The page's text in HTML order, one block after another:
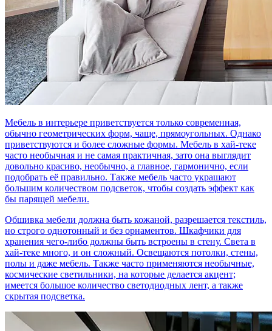
Мебель в интерьере приветствуется только современная,
обычно геометрических форм, чаще, прямоугольных. Однако
приветствуются и более сложные формы. Мебель в хай-теке
часто необычная и не самая практичная, зато она выглядит
довольно красиво, необычно, а главное, гармонично, если
подобрать её правильно. Также мебель часто украшают
большим количеством подсветок, чтобы создать эффект как
бы парящей мебели.
Обшивка мебели должна быть кожаной, разрешается текстиль,
но строго однотонный и без орнаментов. Шкафчики для
хранения чего-либо должны быть встроены в стену. Света в
хай-теке много, и он сложный. Освещаются потолки, стены,
полы и даже мебель. Также часто применяются необычные,
космические светильники, на которые делается акцент;
имеется большое количество светодиодных лент, а также
скрытая подсветка.